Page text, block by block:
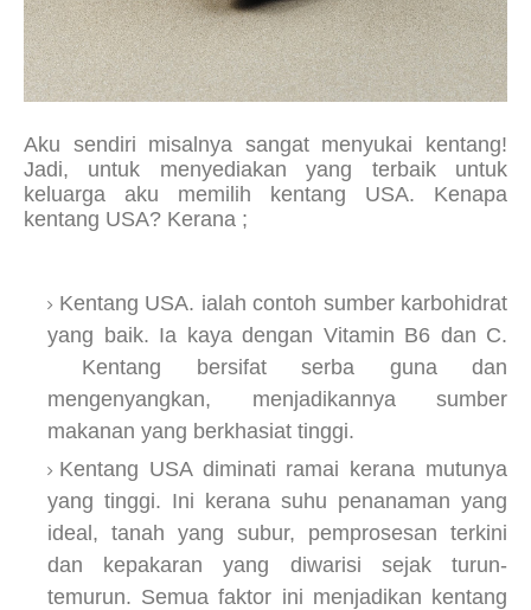
Aku sendiri misalnya sangat menyukai kentang!
Jadi, untuk menyediakan yang terbaik untuk
keluarga aku memilih kentang USA. Kenapa
kentang USA? Kerana ;
Kentang USA. ialah contoh sumber karbohidrat
yang baik. Ia kaya dengan Vitamin B6 dan C.
Kentang bersifat serba guna dan
mengenyangkan, menjadikannya sumber
makanan yang berkhasiat tinggi.
Kentang USA diminati ramai kerana mutunya
yang tinggi. Ini kerana suhu penanaman yang
ideal, tanah yang subur, pemprosesan terkini
dan kepakaran yang diwarisi sejak turun-
temurun. Semua faktor ini menjadikan kentang